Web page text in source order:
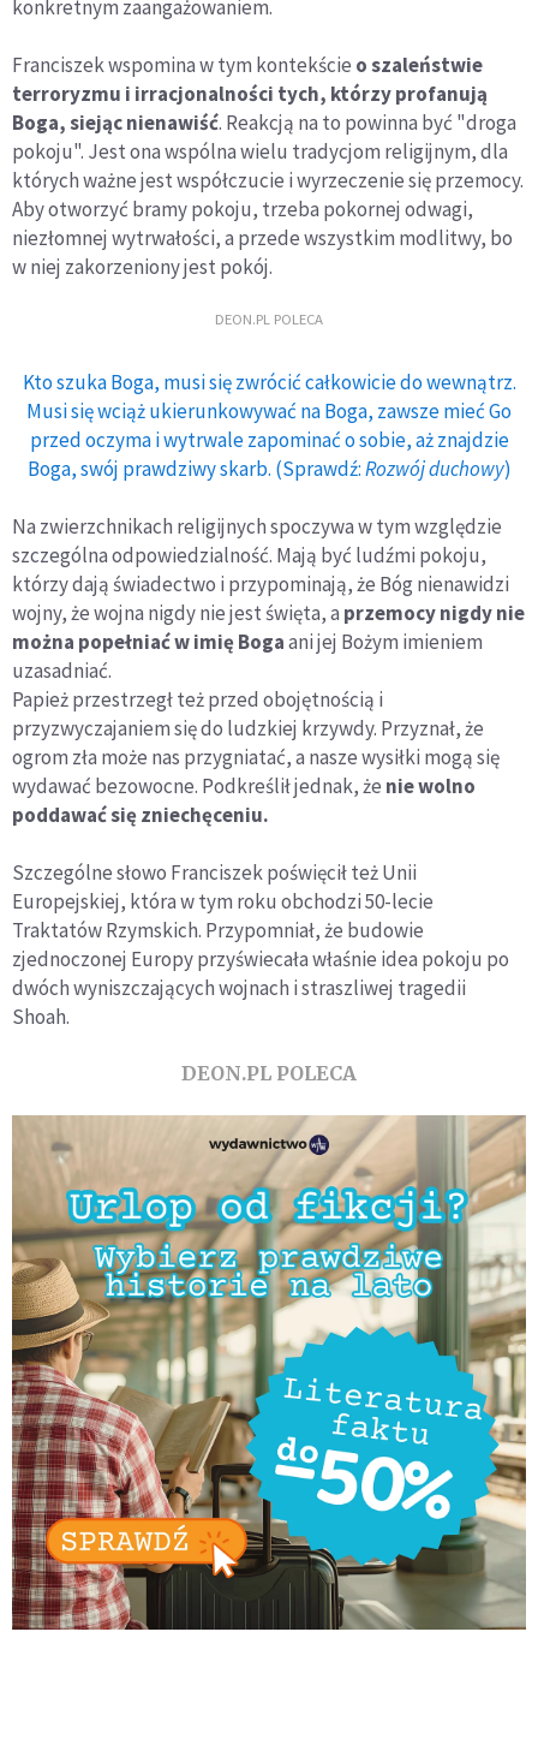
konkretnym zaangażowaniem.
Franciszek wspomina w tym kontekście o szaleństwie
terroryzmu i irracjonalności tych, którzy profanują
Boga, siejąc nienawiść. Reakcją na to powinna być "droga
pokoju". Jest ona wspólna wielu tradycjom religijnym, dla
których ważne jest współczucie i wyrzeczenie się przemocy.
Aby otworzyć bramy pokoju, trzeba pokornej odwagi,
niezłomnej wytrwałości, a przede wszystkim modlitwy, bo
w niej zakorzeniony jest pokój.
DEON.PL POLECA
Kto szuka Boga, musi się zwrócić całkowicie do wewnątrz.
Musi się wciąż ukierunkowywać na Boga, zawsze mieć Go
przed oczyma i wytrwale zapominać o sobie, aż znajdzie
Boga, swój prawdziwy skarb. (Sprawdź:Rozwój duchowy)
Na zwierzchnikach religijnych spoczywa w tym względzie
szczególna odpowiedzialność. Mają być ludźmi pokoju,
którzy dają świadectwo i przypominają, że Bóg nienawidzi
wojny, że wojna nigdy nie jest święta, a przemocy nigdy nie
można popełniać w imię Bogaani jej Bożym imieniem
uzasadniać.
Papież przestrzegł też przed obojętnością i
przyzwyczajaniem się do ludzkiej krzywdy. Przyznał, że
ogrom zła może nas przygniatać, a nasze wysiłki mogą się
wydawać bezowocne. Podkreślił jednak, że nie wolno
poddawać się zniechęceniu.
Szczególne słowo Franciszek poświęcił też Unii
Europejskiej, która w tym roku obchodzi 50-lecie
Traktatów Rzymskich. Przypomniał, że budowie
zjednoczonej Europy przyświecała właśnie idea pokoju po
dwóch wyniszczających wojnach i straszliwej tragedii
Shoah.
DEON.PL POLECA